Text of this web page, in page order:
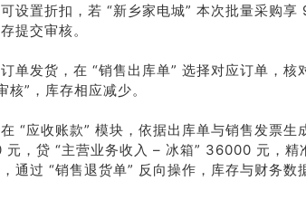
设置折扣，若 “新乡家电城” 本次批量采购享
提交审核。
单发货，在 “销售出库单” 选择对应订单，核
”，库存相应减少。
“应收账款” 模块，依据出库单与销售发票生
，贷 “主营业务收入 – 冰箱” 36000 元，精
通过 “销售退货单” 反向操作，库存与财务数